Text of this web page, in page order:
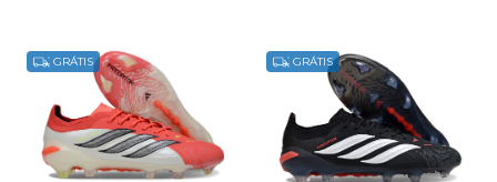
GRÁTIS GRÁTIS